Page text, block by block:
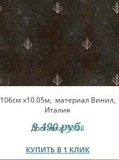
106см x10.05м, материал Винил,
Италия
Доставка:10.08
КУПИТЬ В 1 КЛИК
9 490 руб.